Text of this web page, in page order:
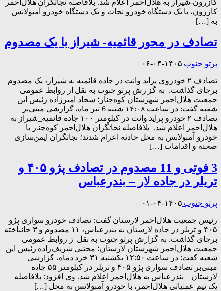
کازرون-شیراز به هلال‌احمر اعلام شد. بلافاصله نجاتگران هلال‌احمر
کازرون، با یک دستگاه خودرو نجات و یک دستگاه خودرو آمبولانس
به […]
تصادف در محور قائمیه- شیراز با یک مصدوم
پرتو جنوب ۱۴۰۵-۰۴-۰۶
تصادف ۲ خودروی پراید وانت در جاده قائمیه به شیراز، یک مصدوم
برجای گذاشت. ‌ به گزارش پرتو جنوب به نقل از روابط عمومی
جمعيت هلال‌احمر شهرستان کوه‌چنار؛ سجاد امیرزاده رئیس این
شعبه گفت: در ساعت ۱۴:۰۸ شنبه 6 تیر ماه، گزارشی مبنی‌بر
تصادف ۲ خودرو پراید وانت در کیلومتر ۱۰۰ جاده قائمیه_شیراز به
هلال‌احمر اعلام شد. ‌ بلافاصله نجاتگران هلال‌احمر کوه‌چنار با
خودرو آمبولانس به محل حادثه اعزام شدند؛ نجاتگران ایمن‌سازی
صحنه و اقدامات […]
3 فوتی و 11 مصدوم در تصادف پژو ۴٠۵ و
تریلر در جاده لار – بندرعباس
پرتو جنوب ۱۴۰۵-۰۴-۰۱
رئیس جمعیت هلال‌احمر لارستان گفت: تصادف خودرو سواری پژو
۴۰۵ و تریلر در جاده لارستان به بندرعباس، ۱۱ مصدوم و ۳ جانباخته
برجای گذاشت. به گزارش پرتو جنوب به نقل از روابط عمومی
جمعیت هلال‌احمر شهرستان لارستان؛ مجتبی شریف‌زاده رئیس این
شعبه گفت: در ساعت ١٢:۵٠ یکشنبه ٣١ خردادماه، گزارشی
مبنی‌بر تصادف سواری پژو ۴٠۵ و تریلر در کیلومتر ۵۵ جاده
لارستان _ بندرعباس به هلال‌احمر اعلام شد. وی افزود: بلافاصله
یک تیم عملیاتی هلال‌احمر، با خودرو آمبولانس به محل […]